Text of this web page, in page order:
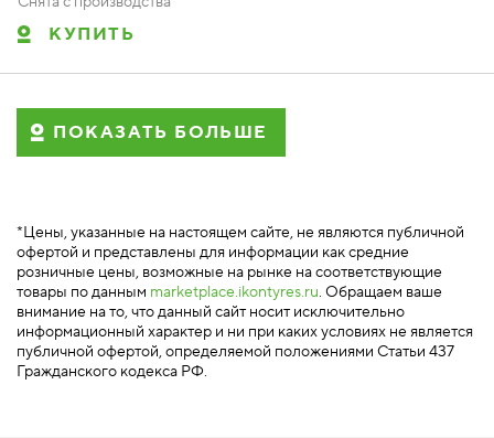
КУПИТЬ
ПОКАЗАТЬ БОЛЬШЕ
*Цены, указанные на настоящем сайте, не являются публичной
офертой и представлены для информации как средние
розничные цены, возможные на рынке на соответствующие
товары по данным marketplace.ikontyres.ru. Обращаем ваше
внимание на то, что данный сайт носит исключительно
информационный характер и ни при каких условиях не является
публичной офертой, определяемой положениями Статьи 437
Гражданского кодекса РФ.